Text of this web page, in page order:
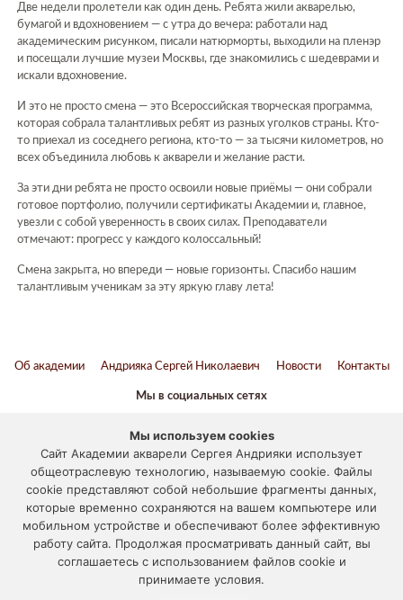
Две недели пролетели как один день. Ребята жили акварелью,
бумагой и вдохновением — с утра до вечера: работали над
академическим рисунком, писали натюрморты, выходили на пленэр
и посещали лучшие музеи Москвы, где знакомились с шедеврами и
искали вдохновение.
И это не просто смена — это Всероссийская творческая программа,
которая собрала талантливых ребят из разных уголков страны. Кто-
то приехал из соседнего региона, кто-то — за тысячи километров, но
всех объединила любовь к акварели и желание расти.
За эти дни ребята не просто освоили новые приёмы — они собрали
готовое портфолио, получили сертификаты Академии и, главное,
увезли с собой уверенность в своих силах. Преподаватели
отмечают: прогресс у каждого колоссальный!
Смена закрыта, но впереди — новые горизонты. Спасибо нашим
талантливым ученикам за эту яркую главу лета!
Об академии Андрияка Сергей Николаевич Новости Контакты
Мы в социальных сетях
Наука и образование против террора
«АКАДЕМИЯ АКВАРЕЛИ И ИЗЯЩНЫХ ИСКУССТВ СЕРГЕЯ
АНДРИЯКИ»
117133, г. Москва, ул. Академика Варги, дом 15
Мы используем cookies
Сайт Академии акварели Сергея Андрияки использует
общеотраслевую технологию, называемую cookie. Файлы
cookie представляют собой небольшие фрагменты данных,
которые временно сохраняются на вашем компьютере или
мобильном устройстве и обеспечивают более эффективную
работу сайта. Продолжая просматривать данный сайт, вы
соглашаетесь с использованием файлов cookie и
принимаете условия.